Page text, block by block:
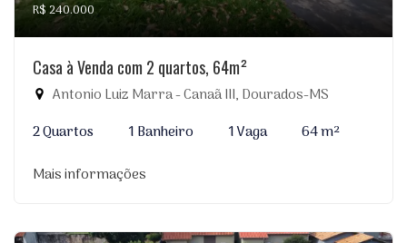
R$ 240.000
Casa à Venda com 2 quartos, 64m²
Antonio Luiz Marra - Canaã III, Dourados-MS
2 Quartos
1 Banheiro 1 Vaga
64 m²
Mais informações